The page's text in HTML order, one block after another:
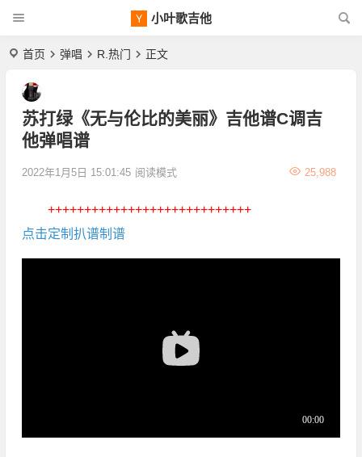
小叶歌吉他
首页 弹唱 R.热门 正文
苏打绿《无与伦比的美丽》吉他谱C调吉
他弹唱谱
2022年1月5日 15:01:45 25,988
阅读模式
++++++++++++++++++++++++++++
点击定制扒谱制谱